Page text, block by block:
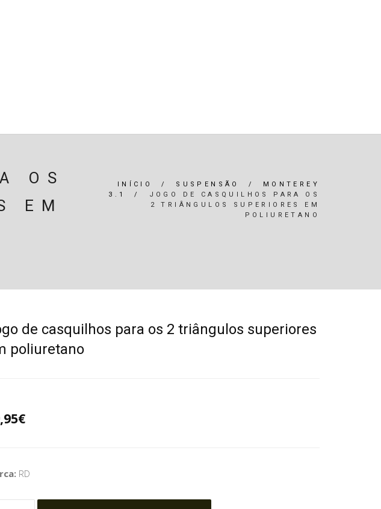
OS
EM
INÍCIO / SUSPENSÃO / MONTEREY
3.1
/
JOGO DE CASQUILHOS PARA OS
2 TRIÂNGULOS SUPERIORES EM
POLIURETANO
de casquilhos para os 2 triângulos superiores
poliuretano
RD